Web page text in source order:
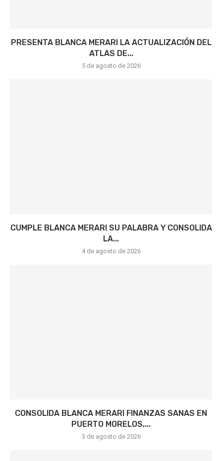
PRESENTA BLANCA MERARI LA ACTUALIZACIÓN DEL
ATLAS DE...
5 de agosto de 2026
CUMPLE BLANCA MERARI SU PALABRA Y CONSOLIDA
LA...
4 de agosto de 2026
CONSOLIDA BLANCA MERARI FINANZAS SANAS EN
PUERTO MORELOS,...
3 de agosto de 2026